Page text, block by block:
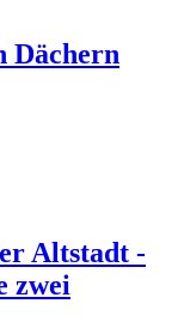
Dächern
Altstadt -
zwei